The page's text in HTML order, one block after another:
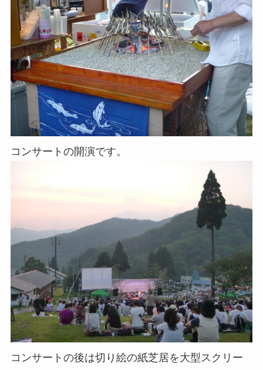
コンサートの開演です。
コンサートの後は切り絵の紙芝居を大型スクリー